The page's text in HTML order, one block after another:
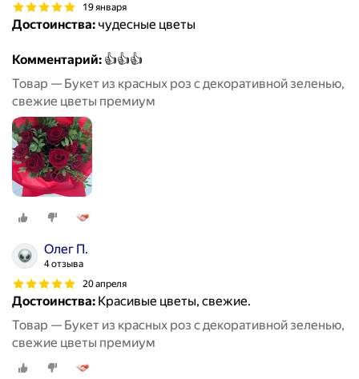
19 января
Достоинства: чудесные цветы
Комментарий: 👍👍👍
Товар — Букет из красных роз с декоративной зеленью,
свежие цветы премиум
Олег П.
4 отзыва
20 апреля
Достоинства: Красивые цветы, свежие.
Товар — Букет из красных роз с декоративной зеленью,
свежие цветы премиум